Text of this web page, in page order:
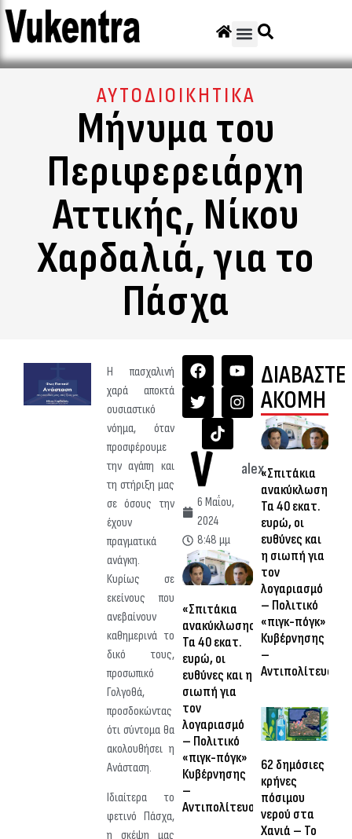
ΑΥΤΟΔΙΟΙΚΗΤΙΚΑ
Μήνυμα του
Περιφερειάρχη
Αττικής, Νίκου
Χαρδαλιά, για το
Πάσχα
Η πασχαλινή
χαρά αποκτά
ουσιαστικό
νόημα, όταν
προσφέρουμε
την αγάπη και
τη στήριξη μας
σε όσους την
έχουν
πραγματικά
ανάγκη.
Κυρίως σε
εκείνους που
ανεβαίνουν
καθημερινά το
δικό τους,
προσωπικό
Γολγοθά,
προσδοκώντας
ότι σύντομα θα
ακολουθήσει η
Ανάσταση.
Ιδιαίτερα το
φετινό Πάσχα,
η σκέψη μας
alex
6 Μαΐου,
2024
8:48 μμ
«Σπιτάκια
ανακύκλωσης»:
Τα 40 εκατ.
ευρώ, οι
ευθύνες και η
σιωπή για
τον
λογαριασμό
– Πολιτικό
«πιγκ-πόγκ»
Κυβέρνησης
–
Αντιπολίτευσης
ΔΙΑΒΑΣΤΕ
ΑΚΟΜΗ
«Σπιτάκια
ανακύκλωσης»:
Τα 40 εκατ.
ευρώ, οι
ευθύνες και
η σιωπή για
τον
λογαριασμό
– Πολιτικό
«πιγκ-πόγκ»
Κυβέρνησης
–
Αντιπολίτευσης
62 δημόσιες
κρήνες
πόσιμου
νερού στα
Χανιά – Το